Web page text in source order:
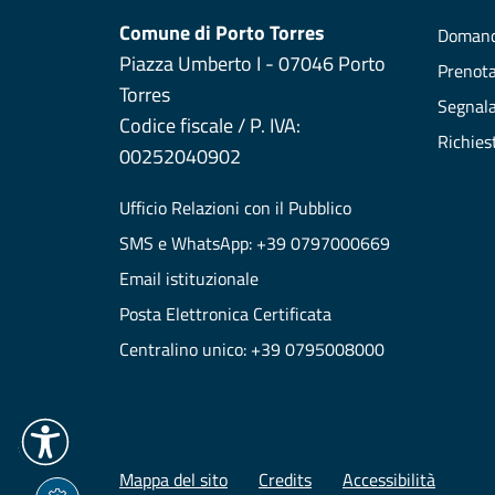
Comune di Porto Torres
Piazza Umberto I - 07046 Porto
Torres
Codice fiscale / P. IVA:
00252040902
Ufficio Relazioni con il Pubblico
SMS e WhatsApp: +39 0797000669
Email istituzionale
Posta Elettronica Certificata
Centralino unico: +39 0795008000
Mappa del sito Credits Accessibilità